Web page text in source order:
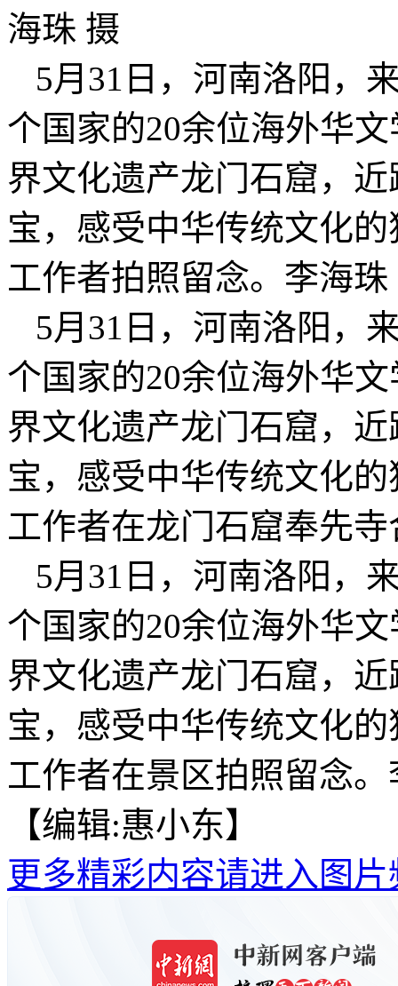
海珠 摄
5月31日，河南洛阳，
个国家的20余位海外华
界文化遗产龙门石窟，
宝，感受中华传统文化
工作者拍照留念。李海珠
5月31日，河南洛阳，
个国家的20余位海外华
界文化遗产龙门石窟，
宝，感受中华传统文化
工作者在龙门石窟奉先
5月31日，河南洛阳，
个国家的20余位海外华
界文化遗产龙门石窟，
宝，感受中华传统文化
工作者在景区拍照留念
【编辑:惠小东】
更多精彩内容请进入图片